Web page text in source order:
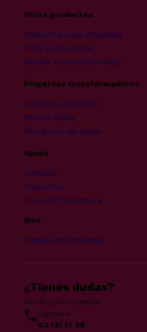
Otros productos
Productos para empresas
Fibra comunitaria
Móviles reacondicionados
Proyectos transformadores
Infancia y pantallas
Brecha digital
Membrana de datos
Ayuda
Contacto
Preguntas
Consultar cobertura
Más
Trabaja con nosotros
¿Tienes dudas?
Por lo que necesites
Llámanos
93 131 17 28